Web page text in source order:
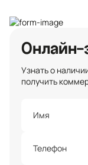
Онлайн-
Узнать о
получить